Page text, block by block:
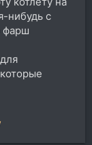
нибудь с
фарш